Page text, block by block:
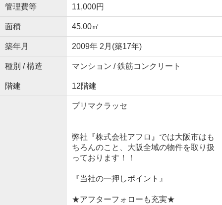
管理費等 11,000円
面積 45.00㎡
築年月 2009年 2月(築17年)
種別 / 構造 マンション / 鉄筋コンクリート
階建 12階建
プリマクラッセ
弊社『株式会社アフロ』では大阪市はも
ちろんのこと、大阪全域の物件を取り扱
っております！！
『当社の一押しポイント』
★アフターフォローも充実★